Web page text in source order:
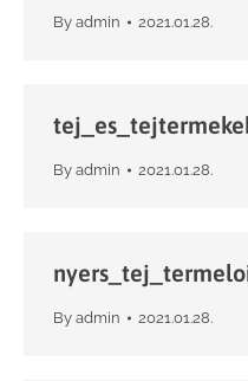
By admin 2021.01.28.
By admin 2021.01.28.
By admin 2021.01.28.